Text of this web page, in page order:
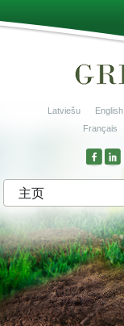
Latviešu English
Français
主页